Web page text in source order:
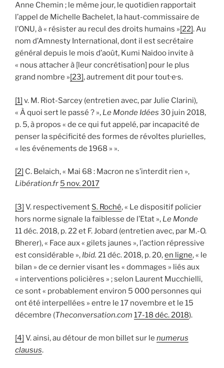
Anne Chemin ; le même jour, le quotidien rapportait
l’appel de Michelle Bachelet, la haut-commissaire de
l’ONU, à « résister au recul des droits humains »[22]. Au
nom d’Amnesty International, dont il est secrétaire
général depuis le mois d’août, Kumi Naidoo invite à
« nous attacher à [leur concrétisation] pour le plus
grand nombre »[23], autrement dit pour tout·e·s.
[1] v. M. Riot-Sarcey (entretien avec, par Julie Clarini),
« À quoi sert le passé ? », Le Monde Idées 30 juin 2018,
p. 5, à propos « de ce qui fut appelé, par incapacité de
penser la spécificité des formes de révoltes plurielles,
« les événements de 1968 » ».
[2] C. Belaich, « Mai 68 : Macron ne s’interdit rien »,
Libération.fr 5 nov. 2017
[3] V. respectivement S. Roché, « Le dispositif policier
hors norme signale la faiblesse de l’Etat », Le Monde
11 déc. 2018, p. 22 et F. Jobard (entretien avec, par M.-O.
Bherer), « Face aux « gilets jaunes », l’action répressive
est considérable », Ibid. 21 déc. 2018, p. 20,en ligne, « le
bilan » de ce dernier visant les « dommages » liés aux
« interventions policières » ; selon Laurent Mucchielli,
ce sont « probablement environ 5 000 personnes qui
ont été interpellées » entre le 17 novembre et le 15
décembre (Theconversation.com 17-18 déc. 2018).
[4] V. ainsi, au détour de mon billet sur le numerus
clausus.